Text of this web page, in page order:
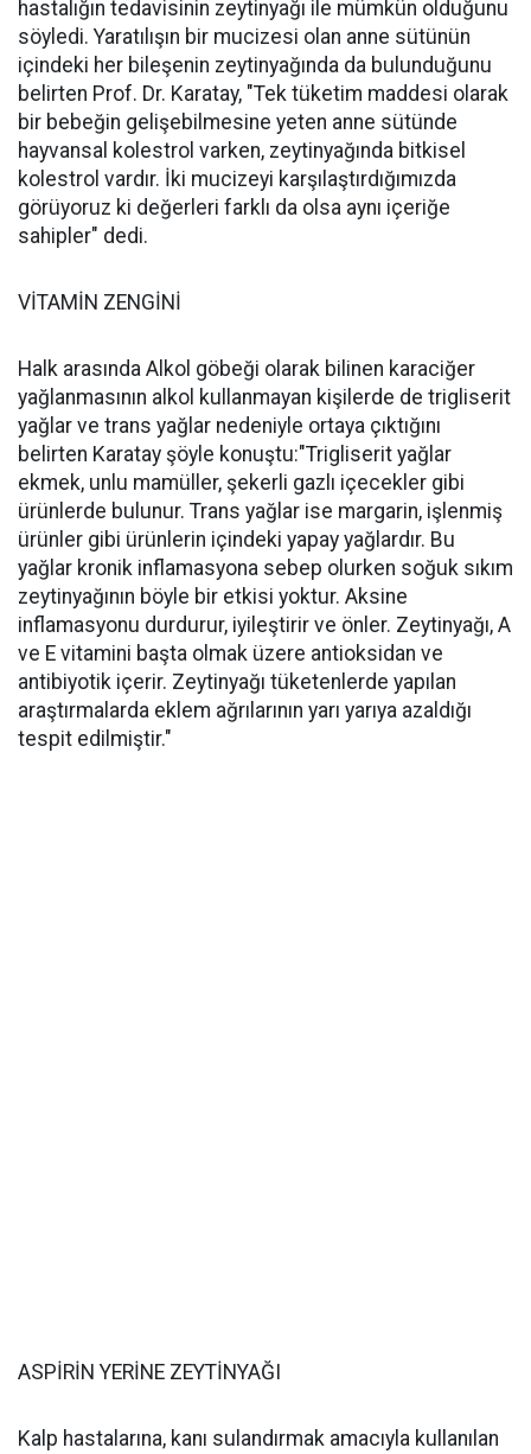
hastalığın tedavisinin zeytinyağı ile mümkün olduğunu
söyledi. Yaratılışın bir mucizesi olan anne sütünün
içindeki her bileşenin zeytinyağında da bulunduğunu
belirten Prof. Dr. Karatay, "Tek tüketim maddesi olarak
bir bebeğin gelişebilmesine yeten anne sütünde
hayvansal kolestrol varken, zeytinyağında bitkisel
kolestrol vardır. İki mucizeyi karşılaştırdığımızda
görüyoruz ki değerleri farklı da olsa aynı içeriğe
sahipler" dedi.
VİTAMİN ZENGİNİ
Halk arasında Alkol göbeği olarak bilinen karaciğer
yağlanmasının alkol kullanmayan kişilerde de trigliserit
yağlar ve trans yağlar nedeniyle ortaya çıktığını
belirten Karatay şöyle konuştu:"Trigliserit yağlar
ekmek, unlu mamüller, şekerli gazlı içecekler gibi
ürünlerde bulunur. Trans yağlar ise margarin, işlenmiş
ürünler gibi ürünlerin içindeki yapay yağlardır. Bu
yağlar kronik inflamasyona sebep olurken soğuk sıkım
zeytinyağının böyle bir etkisi yoktur. Aksine
inflamasyonu durdurur, iyileştirir ve önler. Zeytinyağı, A
ve E vitamini başta olmak üzere antioksidan ve
antibiyotik içerir. Zeytinyağı tüketenlerde yapılan
araştırmalarda eklem ağrılarının yarı yarıya azaldığı
tespit edilmiştir."
ASPİRİN YERİNE ZEYTİNYAĞI
Kalp hastalarına, kanı sulandırmak amacıyla kullanılan